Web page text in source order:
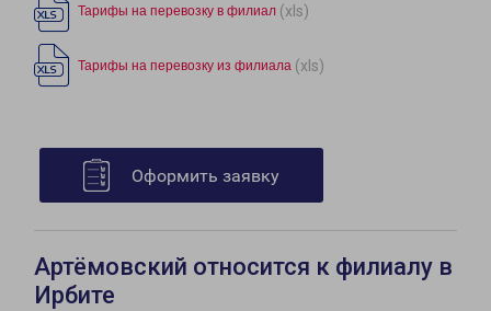
Тарифы на перевозку в филиал (xls)
Тарифы на перевозку из филиала (xls)
Оформить заявку
Артёмовский относится к филиалу в
Ирбите